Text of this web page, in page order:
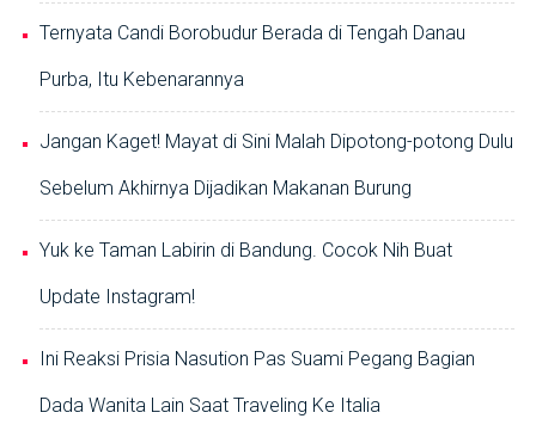
Ternyata Candi Borobudur Berada di Tengah Danau
Purba, Itu Kebenarannya
Jangan Kaget! Mayat di Sini Malah Dipotong-potong Dulu
Sebelum Akhirnya Dijadikan Makanan Burung
Yuk ke Taman Labirin di Bandung. Cocok Nih Buat
Update Instagram!
Ini Reaksi Prisia Nasution Pas Suami Pegang Bagian
Dada Wanita Lain Saat Traveling Ke Italia